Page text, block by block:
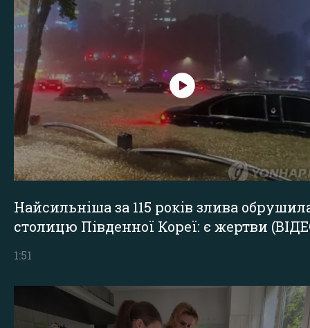
Найсильніша за 115 років злива
столицю Південної Кореї: є жертви
1:51